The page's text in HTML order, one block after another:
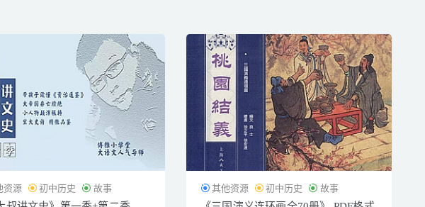
资源 初中历史 故事 其他资源 初中历史 故事